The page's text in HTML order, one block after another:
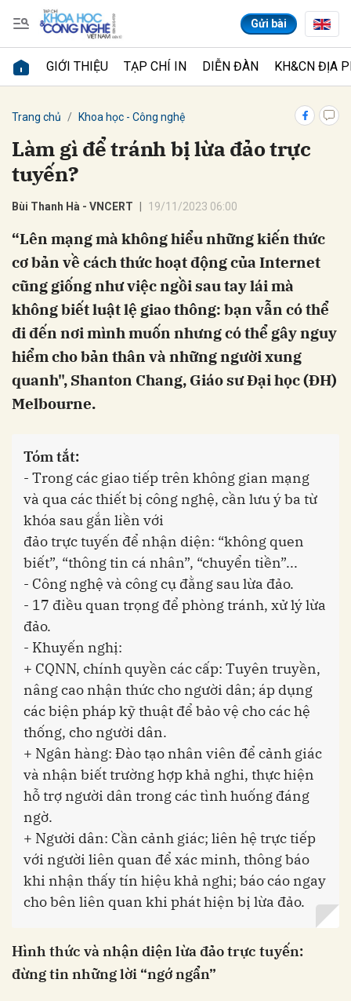
Gửi bài
GIỚI THIỆU TẠP CHÍ IN DIỄN ĐÀN KH&CN ĐỊA
Trang chủ Khoa học - Công nghệ
Làm gì để tránh bị lừa đảo trực
tuyến?
Bùi Thanh Hà - VNCERT 19/11/2023 06:00
“Lên mạng mà không hiểu những kiến ​​thức
cơ bản về cách thức hoạt động của Internet
cũng giống như việc ngồi sau tay lái mà
không biết luật lệ giao thông: bạn vẫn có thể
đi đến nơi mình muốn nhưng có thể gây nguy
hiểm cho bản thân và những người xung
quanh", Shanton Chang, Giáo sư Đại học (ĐH)
Melbourne.
Tóm tắt:
- Trong các giao tiếp trên không gian mạng
và qua các thiết bị công nghệ, cần lưu ý ba từ
khóa sau gắn liền với
đảo trực tuyến để nhận diện: “không quen
biết”, “thông tin cá nhân”, “chuyển tiền”...
- Công nghệ và công cụ đằng sau lừa đảo.
- 17 điều quan trọng để phòng tránh, xử lý lừa
đảo.
- Khuyến nghị:
+ CQNN, chính quyền các cấp: Tuyên truyền,
nâng cao nhận thức cho người dân; áp dụng
các biện pháp kỹ thuật để bảo vệ cho các hệ
thống, cho người dân.
+ Ngân hàng: Đào tạo nhân viên để cảnh giác
và nhận biết trường hợp khả nghi, thực hiện
hỗ trợ người dân trong các tình huống đáng
ngờ.
+ Người dân: Cần cảnh giác; liên hệ trực tiếp
với người liên quan để xác minh, thông báo
khi nhận thấy tín hiệu khả nghi; báo cáo ngay
cho bên liên quan khi phát hiện bị lừa đảo.
Hình thức và nhận diện lừa đảo trực tuyến:
đừng tin những lời “ngớ ngẩn”
Gửi bình luận
Hủy Gửi